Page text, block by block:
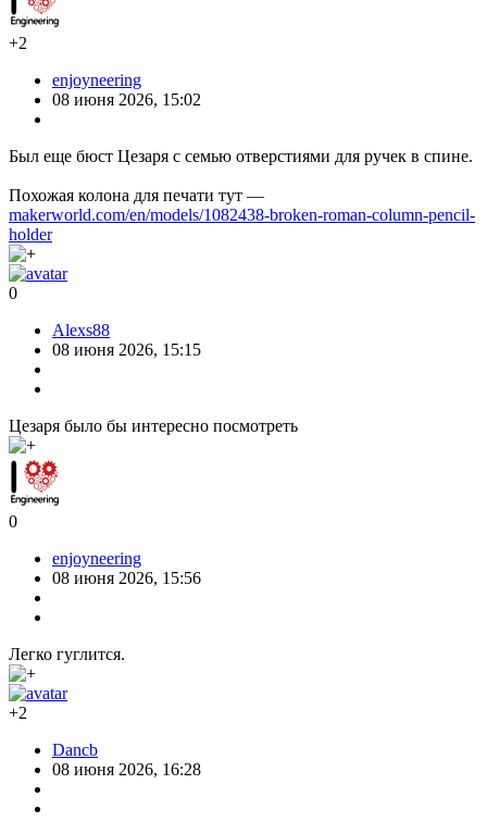
+2
enjoyneering
08 июня 2026, 15:02
Был еще бюст Цезаря с семью отверстиями для ручек в спине.
Похожая колона для печати тут —
makerworld.com/en/models/1082438-broken-roman-column-pencil-
holder
0
Alexs88
08 июня 2026, 15:15
Цезаря было бы интересно посмотреть
0
enjoyneering
08 июня 2026, 15:56
Легко гуглится.
+2
Dancb
08 июня 2026, 16:28